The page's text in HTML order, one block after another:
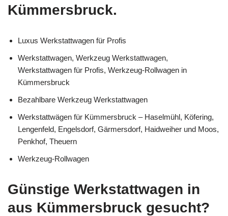
Kümmersbruck.
Luxus Werkstattwagen für Profis
Werkstattwagen, Werkzeug Werkstattwagen,
Werkstattwagen für Profis, Werkzeug-Rollwagen in
Kümmersbruck
Bezahlbare Werkzeug Werkstattwagen
Werkstattwägen für Kümmersbruck – Haselmühl, Köfering,
Lengenfeld, Engelsdorf, Gärmersdorf, Haidweiher und Moos,
Penkhof, Theuern
Werkzeug-Rollwagen
Günstige Werkstattwagen in
aus Kümmersbruck gesucht?